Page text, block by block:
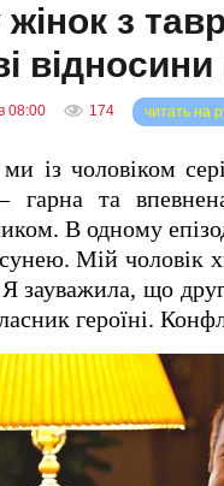
з
08:00 174 читать на
із чоловіком
та
В одному
Мій чоловік
зауважила, що
героїні.